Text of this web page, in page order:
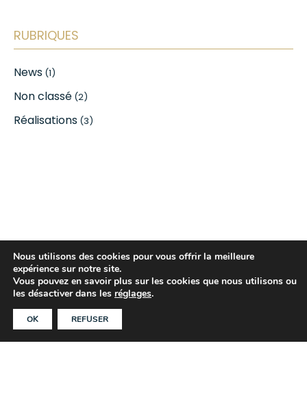
RUBRIQUES
News (1)
Non classé (2)
Réalisations (3)
Nous utilisons des cookies pour vous offrir la meilleure
expérience sur notre site.
Vous pouvez en savoir plus sur les cookies que nous utilisons ou
les désactiver dans les réglages.
OK REFUSER